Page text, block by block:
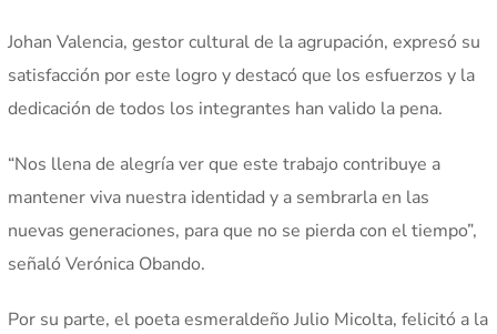
Johan Valencia, gestor cultural de la agrupación, expresó su
satisfacción por este logro y destacó que los esfuerzos y la
dedicación de todos los integrantes han valido la pena.
“Nos llena de alegría ver que este trabajo contribuye a
mantener viva nuestra identidad y a sembrarla en las
nuevas generaciones, para que no se pierda con el tiempo”,
señaló Verónica Obando.
Por su parte, el poeta esmeraldeño Julio Micolta, felicitó a la